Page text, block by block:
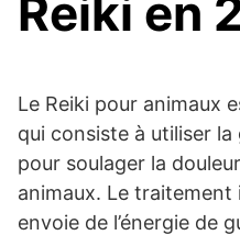
Reiki en
Le Reiki pour animaux
qui consiste à utiliser
pour soulager la
animaux. Le traitement
envoie de l’énergie de